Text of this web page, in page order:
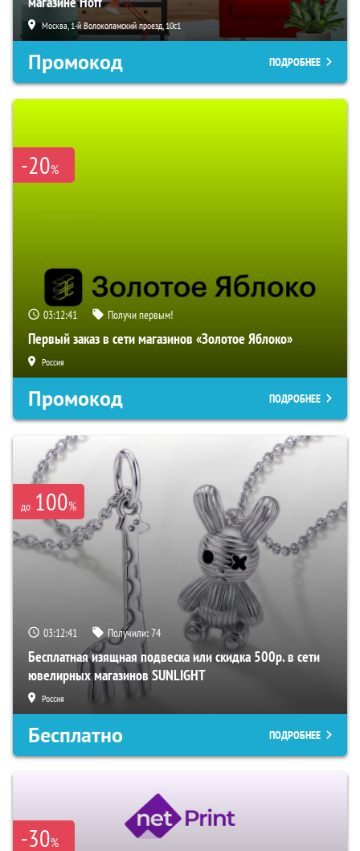
Москва, 1-й Волоколамский проезд, 10с1
Промокод ПОДРОБНЕЕ
-20%
03:12:39 Получи первым!
Первый заказ в сети магазинов «Золотое Яблоко»
Россия
Промокод ПОДРОБНЕЕ
до 100%
03:12:39 Получили:74
Бесплатная изящная подвеска или скидка 500р. в сети
ювелирных магазинов SUNLIGHT
Россия
Бесплатно ПОДРОБНЕЕ
-30%